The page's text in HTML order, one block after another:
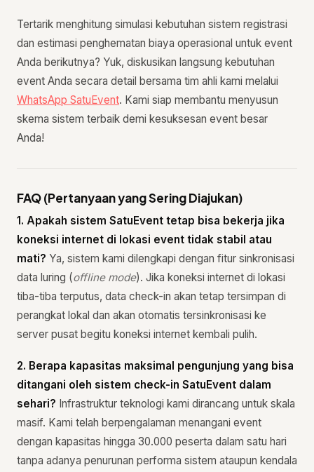
Tertarik menghitung simulasi kebutuhan sistem registrasi
dan estimasi penghematan biaya operasional untuk event
Anda berikutnya? Yuk, diskusikan langsung kebutuhan
event Anda secara detail bersama tim ahli kami melalui
WhatsApp SatuEvent. Kami siap membantu menyusun
skema sistem terbaik demi kesuksesan event besar
Anda!
FAQ (Pertanyaan yang Sering Diajukan)
1. Apakah sistem SatuEvent tetap bisa bekerja jika
koneksi internet di lokasi event tidak stabil atau
mati? Ya, sistem kami dilengkapi dengan fitur sinkronisasi
data luring (offline mode). Jika koneksi internet di lokasi
tiba-tiba terputus, data check-in akan tetap tersimpan di
perangkat lokal dan akan otomatis tersinkronisasi ke
server pusat begitu koneksi internet kembali pulih.
2. Berapa kapasitas maksimal pengunjung yang bisa
ditangani oleh sistem check-in SatuEvent dalam
sehari? Infrastruktur teknologi kami dirancang untuk skala
masif. Kami telah berpengalaman menangani event
dengan kapasitas hingga 30.000 peserta dalam satu hari
tanpa adanya penurunan performa sistem ataupun kendala